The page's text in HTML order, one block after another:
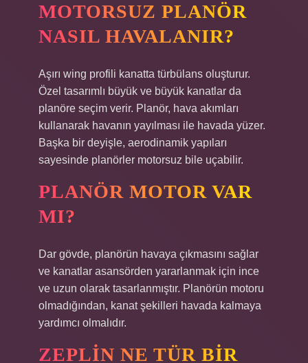
MOTORSUZ PLANÖR
NASIL HAVALANIR?
Aşırı wing profili kanatta türbülans oluşturur.
Özel tasarımlı büyük ve büyük kanatlar da
planöre seçim verir. Planör, hava akımları
kullanarak havanın yayılması ile havada yüzer.
Başka bir deyişle, aerodinamik yapıları
sayesinde planörler motorsuz bile uçabilir.
PLANÖR MOTOR VAR
MI?
Dar gövde, planörün havaya çıkmasını sağlar
ve kanatlar asansörden yararlanmak için ince
ve uzun olarak tasarlanmıştır. Planörün motoru
olmadığından, kanat şekilleri havada kalmaya
yardımcı olmalıdır.
ZEPLIN NE TÜR BIR